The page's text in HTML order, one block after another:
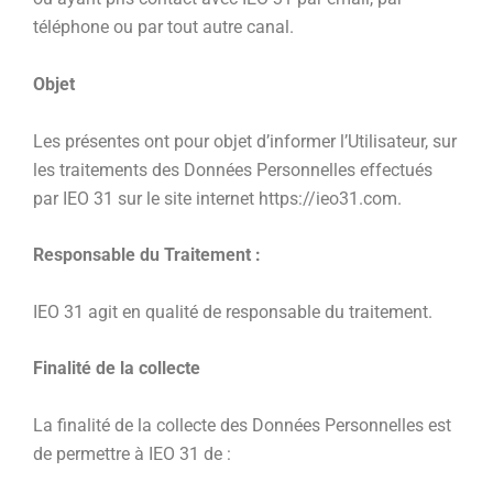
téléphone ou par tout autre canal.
Objet
Les présentes ont pour objet d’informer l’Utilisateur, sur
les traitements des Données Personnelles effectués
par IEO 31 sur le site internet https://ieo31.com.
Responsable du Traitement :
IEO 31 agit en qualité de responsable du traitement.
Finalité de la collecte
La finalité de la collecte des Données Personnelles est
de permettre à IEO 31 de :